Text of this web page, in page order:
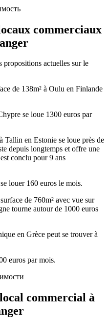
commerciaux
propositions actuelles sur le
de 138m² à Oulu en Finlande
se loue 1300 euros par
Tallin en Estonie se loue près de
depuis longtemps et offre une
conclu pour 9 ans
louer 160 euros le mois.
de 760m² avec vue sur
tourne autour de 1000 euros
en Grèce peut se trouver à
euros par mois.
commercial à